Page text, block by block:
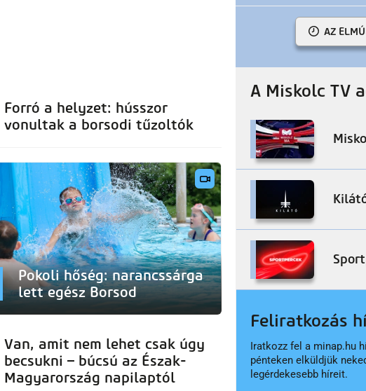
Forró a helyzet: hússzor
vonultak a borsodi tűzoltók
Pokoli hőség: narancssárga
lett egész Borsod
Van, amit nem lehet csak úgy
becsukni – búcsú az Észak-
Magyarország napilaptól
AZ
A Miskolc TV
Feliratkozás
Iratkozz fel a minap.hu
pénteken elküldjük
legérdekesebb híreit.